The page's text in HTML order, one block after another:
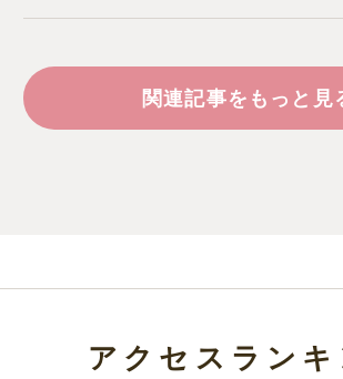
関連記事をもっと見
アクセスラン